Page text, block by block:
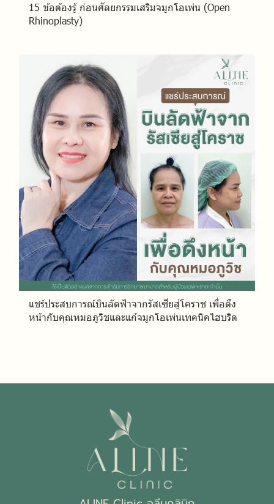
15 ข้อต้องรู้ ก่อนศัลยกรรมเสริมจมูกโอเพ่น (Open
Rhinoplasty)
แชร์ประสบการณ์บินลัดฟ้าจากรัสเซียสู่โคราช เพื่อดึง
หน้ากับคุณหมอภูวิชและแก้จมูกโอเพ่นเทคนิคไฮบริด